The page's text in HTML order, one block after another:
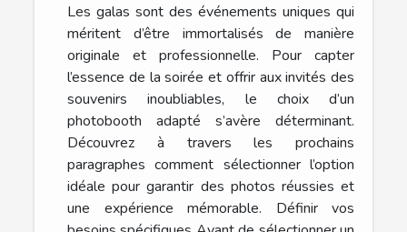
Les galas sont des événements uniques qui
méritent d’être immortalisés de manière
originale et professionnelle. Pour capter
l’essence de la soirée et offrir aux invités des
souvenirs inoubliables, le choix d’un
photobooth adapté s’avère déterminant.
Découvrez à travers les prochains
paragraphes comment sélectionner l’option
idéale pour garantir des photos réussies et
une expérience mémorable. Définir vos